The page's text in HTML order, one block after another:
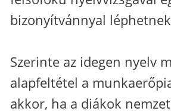
bizonyítvánnyal
Szerinte az idegen nyelv
alapfeltétel a
akkor, ha a diákok